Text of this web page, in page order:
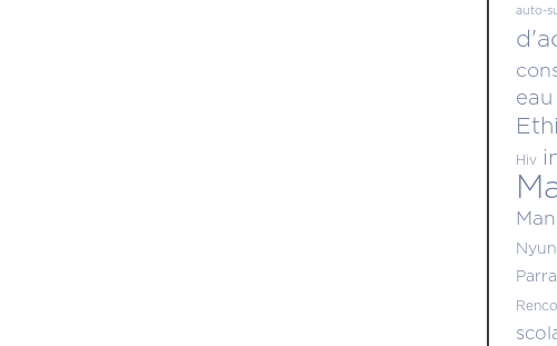
auto-
Hiv